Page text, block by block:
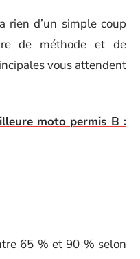
rien d’un simple coup
de méthode et de
vous attendent
moto permis B :
65 % et 90 % selon